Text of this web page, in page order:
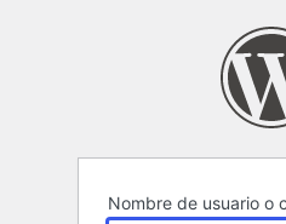
Nombre de usuario o